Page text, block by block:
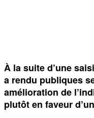
À la suite d’une
a rendu publiques
amélioration de
plutôt en faveur